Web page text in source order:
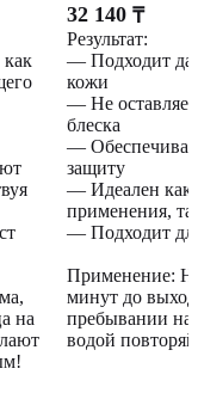
как
на
32 140 ₸
Результат:
— Подходит
кожи
— Не
блеска
—
защиту
— Идеален как
применения,
— Подходит
Применение:
минут до
пребывании на
водой